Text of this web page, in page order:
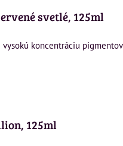
svetlé, 125ml
koncentráciu pigmentov
125ml